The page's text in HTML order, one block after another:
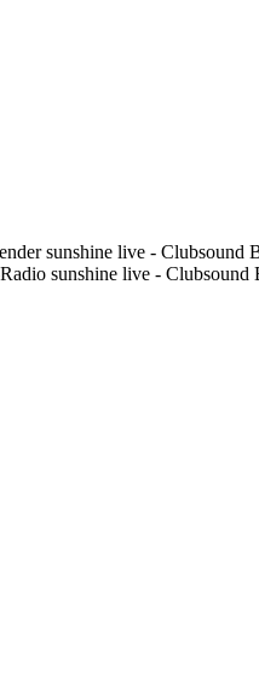
sunshine live -
sunshine live -